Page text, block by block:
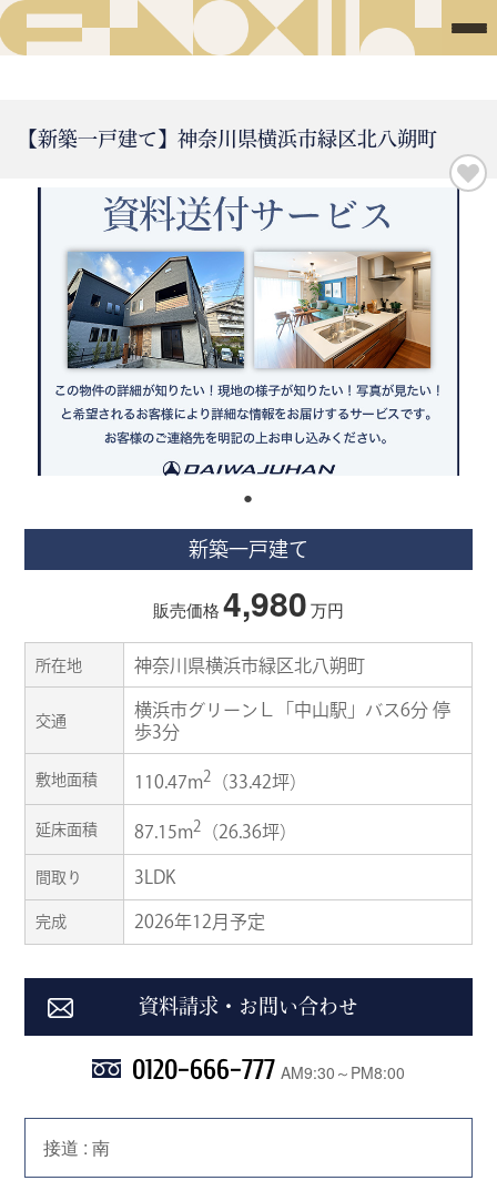
【新築一戸建て】神奈川県横浜市緑区北八朔町
新築一戸建て
販売価格4,980万円
所在地 神奈川県横浜市緑区北八朔町
交通
横浜市グリーンＬ「中山駅」バス6分 停
歩3分
敷地面積 110.47m2 （33.42坪）
延床面積 87.15m2 （26.36坪）
間取り 3LDK
完成 2026年12月予定
資料請求・お問い合わせ
0120-666-777 AM9:30～PM8:00
接道 : 南